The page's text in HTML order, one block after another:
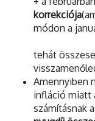
korrekciója
módon a
tehát
Amennyiben
infláció miatt
számításnak